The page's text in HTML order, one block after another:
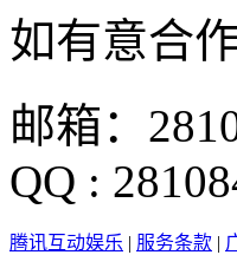
如有意合
邮箱：
QQ :
腾讯互动娱乐 | 服务条款 |